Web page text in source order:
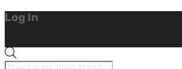
Log In